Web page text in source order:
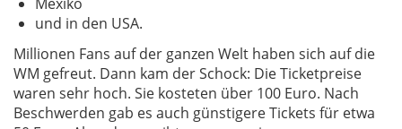
und in den USA.
Millionen Fans auf der ganzen Welt haben sich auf die
WM gefreut. Dann kam der Schock: Die Ticketpreise
waren sehr hoch. Sie kosteten über 100 Euro. Nach
Beschwerden gab es auch günstigere Tickets für etwa